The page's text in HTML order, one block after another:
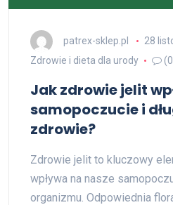
patrex-sklep.pl
28
Zdrowie i dieta dla urody
Jak zdrowie jelit
samopoczucie i
zdrowie?
Zdrowie jelit to kluczowy
wpływa na nasze
organizmu. Odpowiednia